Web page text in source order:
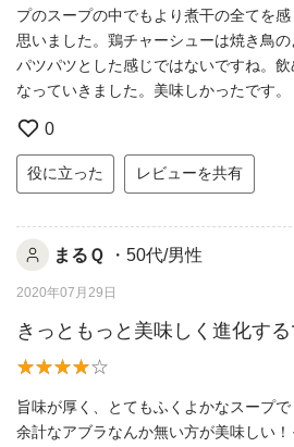
プのスープの中でもより煮干の全てを
思いました。鶏チャーシューは焼き鳥
パツパツとした感じではないですね。
なっていきました。美味しかったです。
0
役に立った レビューを共有
まるＱ ・50代/男性
2020年07月29日
きっともっと美味しく進化する
旨味が厚く、とてもふくよかなスープで
余計なアブラなんか無い方が美味しい！